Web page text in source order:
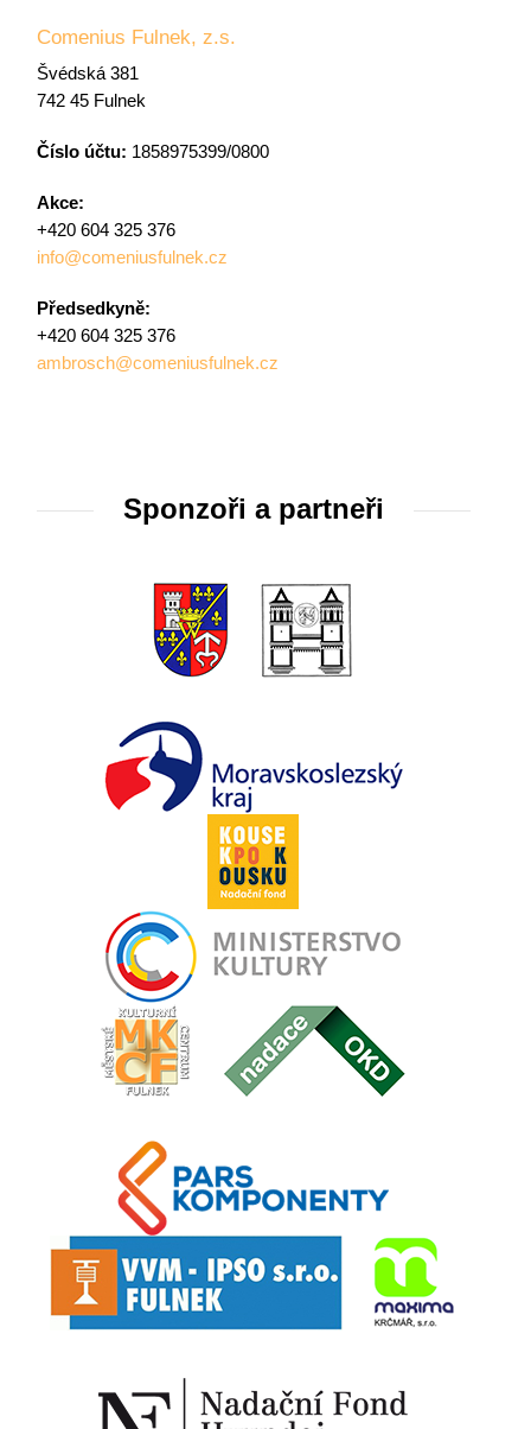
Comenius Fulnek, z.s.
Švédská 381
742 45 Fulnek
Číslo účtu: 1858975399/0800
Akce:
+420 604 325 376
info@comeniusfulnek.cz
Předsedkyně:
+420 604 325 376
ambrosch@comeniusfulnek.cz
Sponzoři a partneři